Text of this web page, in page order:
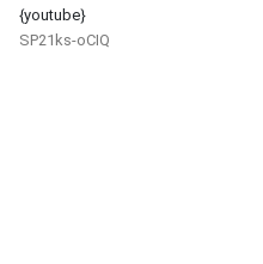
{youtube}
SP21ks-oCIQ